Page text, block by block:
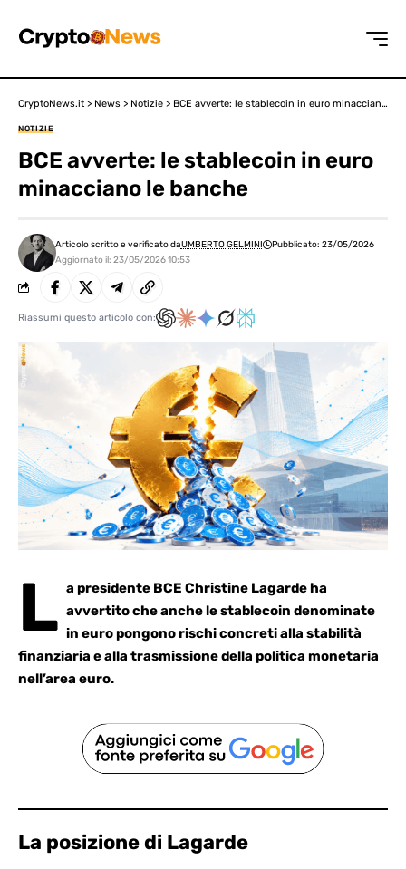
CryptoNews.it > News > Notizie > BCE avverte: le stablecoin in euro minacciano le banche
NOTIZIE
BCE avverte: le stablecoin in euro
minacciano le banche
Aggiornato il: 23/05/2026 10:53
Articolo scritto e verificato daUMBERTO GELMINI Pubblicato: 23/05/2026
Riassumi questo articolo con:
L a presidente BCE Christine Lagarde ha
avvertito che anche le stablecoin denominate
in euro pongono rischi concreti alla stabilità
finanziaria e alla trasmissione della politica monetaria
nell’area euro.
La posizione di Lagarde